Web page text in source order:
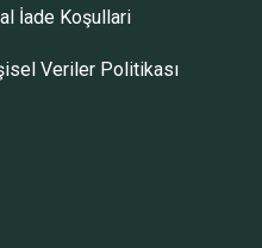
İade Koşullari
Veriler Politikası